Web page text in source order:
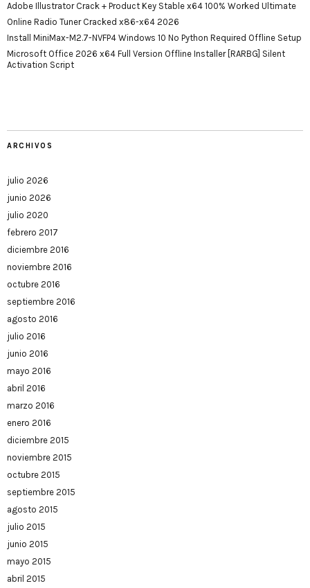
Adobe Illustrator Crack + Product Key Stable x64 100% Worked Ultimate
Online Radio Tuner Cracked x86-x64 2026
Install MiniMax-M2.7-NVFP4 Windows 10 No Python Required Offline Setup
Microsoft Office 2026 x64 Full Version Offline Installer [RARBG] Silent
Activation Script
ARCHIVOS
julio 2026
junio 2026
julio 2020
febrero 2017
diciembre 2016
noviembre 2016
octubre 2016
septiembre 2016
agosto 2016
julio 2016
junio 2016
mayo 2016
abril 2016
marzo 2016
enero 2016
diciembre 2015
noviembre 2015
octubre 2015
septiembre 2015
agosto 2015
julio 2015
junio 2015
mayo 2015
abril 2015